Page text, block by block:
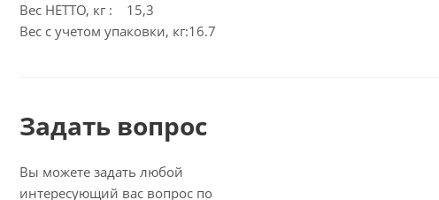
Вес НЕТТО, кг : 15,3
Вес с учетом упаковки, кг:16.7
Задать вопрос
Вы можете задать любой
интересующий вас вопрос по